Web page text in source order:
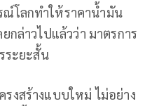
ณ์โลกทำให้ราคาน้ำมัน
กล่าวไปแล้วว่า มาตรการ
ระยะสั้น
งสร้างแบบใหม่ ไม่อย่าง